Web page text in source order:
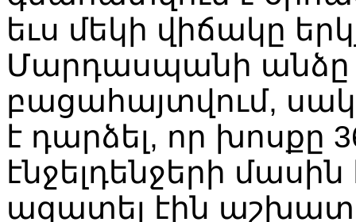
եւս մեկի վիճակը
Մարդասպանի անձը
բացահայտվում,
է դարձել, որ խոսքը
էնջելդենջերի մասին
ազատել էին